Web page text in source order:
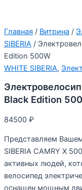
Главная / Витрина /
SIBERIA /
Edition 500W
WHITE SIBERIA,
Black Edition
84500 ₽
Представляем
SIBERIA CAMRY X
активных людей,
велосипед
оснащен мощным